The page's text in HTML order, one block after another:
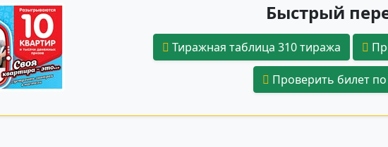
Быстрый
Тиражная таблица 310 тиража
Проверить билет